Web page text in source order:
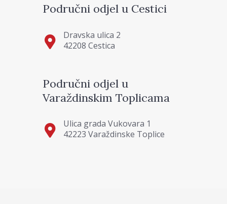
Područni odjel u Cestici
Dravska ulica 2
42208 Cestica
Područni odjel u
Varaždinskim Toplicama
Ulica grada Vukovara 1
42223 Varaždinske Toplice